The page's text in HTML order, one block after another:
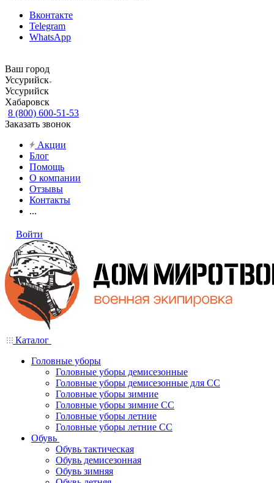
Вконтакте
Telegram
WhatsApp
Ваш город
Уссурийск
Уссурийск
Хабаровск
8 (800) 600-51-53
Заказать звонок
Акции
Блог
Помощь
О компании
Отзывы
Контакты
...
Войти
Каталог
Головные уборы
Головные уборы демисезонные
Головные уборы демисезонные для СС
Головные уборы зимние
Головные уборы зимние СС
Головные уборы летние
Головные уборы летние СС
Обувь
Обувь тактическая
Обувь демисезонная
Обувь зимняя